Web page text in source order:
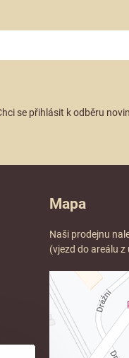
se přihlásit k odběru
Mapa
Naši prodejnu
(vjezd do areálu z